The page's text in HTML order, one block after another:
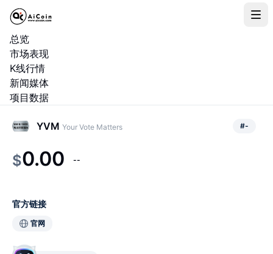
总览
市场表现
K线行情
新闻媒体
项目数据
YVM Your Vote Matters #-
$0.00 --
官方链接
官网